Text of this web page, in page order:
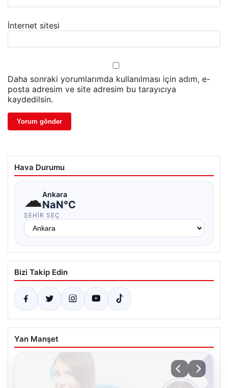
İnternet sitesi
Daha sonraki yorumlarımda kullanılması için adım, e-
posta adresim ve site adresim bu tarayıcıya
kaydedilsin.
Hava Durumu
☁Ankara
NaN°C
ŞEHIR SEÇ
Bizi Takip Edin
Yan Manşet